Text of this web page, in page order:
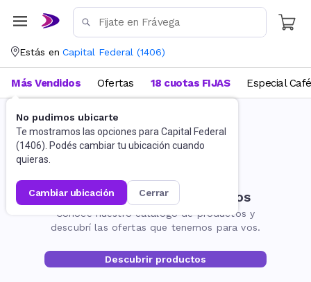
Estás en Capital Federal (1406)
No pudimos ubicarte
Te mostramos las opciones para Capital Federal
(1406). Podés cambiar tu ubicación cuando
quieras.
cambiar ubicación cerrar
Más Vendidos Ofertas 18 cuotas FIJAS Especial Café
No encontramos resultados
Conocé nuestro catálogo de productos y
descubrí las ofertas que tenemos para vos.
Descubrir productos